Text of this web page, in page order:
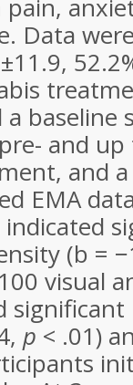
Data
baseline
and
and
EMA
indicated
(b =
visual
p < .01)